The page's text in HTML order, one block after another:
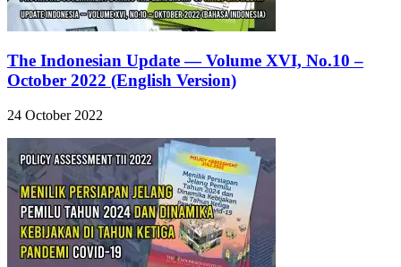
The Indonesian Update — Volume XVI, No.10 –
October 2022 (English Version)
24 October 2022